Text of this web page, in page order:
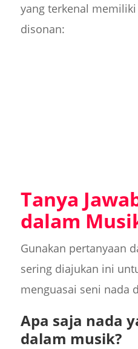
yang terkenal
disonan:
Tanya
dalam
Gunakan pertanyaan
sering diajukan ini
menguasai seni nada
Apa saja nada
dalam musik?